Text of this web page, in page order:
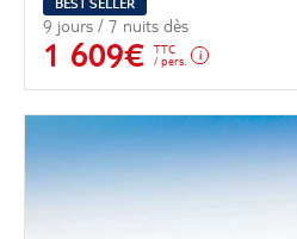
9 jours / 7 nuits dès
1 609€
TTC
/ pers.